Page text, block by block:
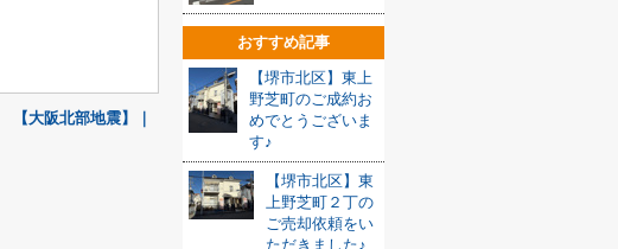
【大阪北部地震】｜
おすすめ記事
【堺市北区】東上
野芝町のご成約お
めでとうございま
す♪
【堺市北区】東
上野芝町２丁の
ご売却依頼をい
ただきました♪